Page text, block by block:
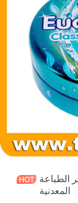
الطباعة
المعدنية
خدمات العملاء
2026
الشهادات
الاستدامة
الأخبار